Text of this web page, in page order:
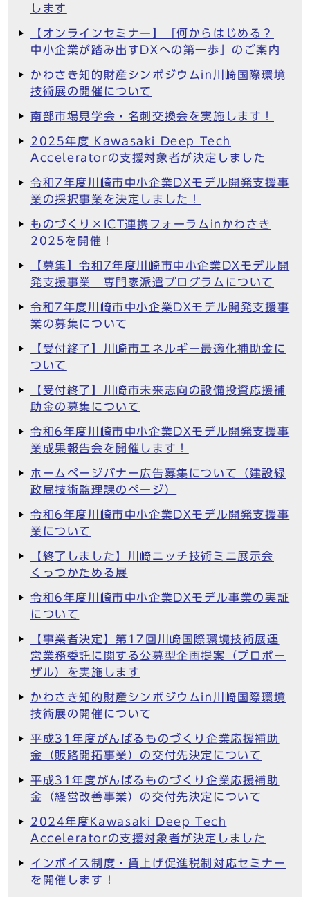
します
【オンラインセミナー】「何からはじめる？
中小企業が踏み出すDXへの第一歩」のご案内
かわさき知的財産シンポジウムin川崎国際環境
技術展の開催について
南部市場見学会・名刺交換会を実施します！
2025年度 Kawasaki Deep Tech
Acceleratorの支援対象者が決定しました
令和7年度川崎市中小企業DXモデル開発支援事
業の採択事業を決定しました！
ものづくり×ICT連携フォーラムinかわさき
2025を開催！
【募集】令和7年度川崎市中小企業DXモデル開
発支援事業 専門家派遣プログラムについて
令和7年度川崎市中小企業DXモデル開発支援事
業の募集について
【受付終了】川崎市エネルギー最適化補助金に
ついて
【受付終了】川崎市未来志向の設備投資応援補
助金の募集について
令和6年度川崎市中小企業DXモデル開発支援事
業成果報告会を開催します！
ホームページバナー広告募集について（建設緑
政局技術監理課のページ）
令和6年度川崎市中小企業DXモデル開発支援事
業について
【終了しました】川崎ニッチ技術ミニ展示会
くっつかためる展
令和6年度川崎市中小企業DXモデル事業の実証
について
【事業者決定】第17回川崎国際環境技術展運
営業務委託に関する公募型企画提案（プロポー
ザル）を実施します
かわさき知的財産シンポジウムin川崎国際環境
技術展の開催について
平成31年度がんばるものづくり企業応援補助
金（販路開拓事業）の交付先決定について
平成31年度がんばるものづくり企業応援補助
金（経営改善事業）の交付先決定について
2024年度Kawasaki Deep Tech
Acceleratorの支援対象者が決定しました
インボイス制度・賃上げ促進税制対応セミナー
を開催します！